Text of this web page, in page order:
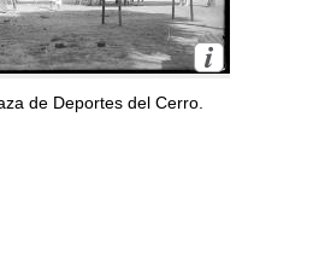
de Deportes del Cerro.